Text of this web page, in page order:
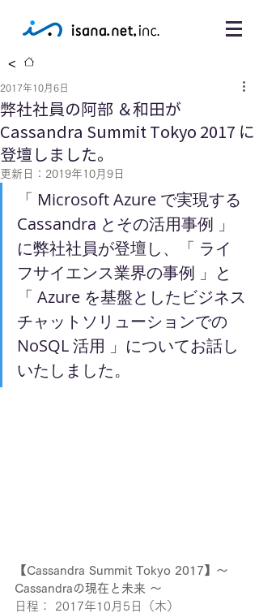
<
弊社社員の阿部 ＆和田が
Cassandra Summit Tokyo 2017 に
登壇しました。
2017年10月6日
更新日： 2019年10月9日
「 Microsoft Azure で実現する
Cassandra とその活用事例 」
に弊社社員が登壇し、「 ライ
フサイエンス業界の事例 」と
「 Azure を基盤としたビジネス
チャットソリューションでの
NoSQL 活用 」についてお話し
いたしました。
【Cassandra Summit Tokyo 2017】〜
Cassandraの現在と未来 〜
日程： 2017年10月5日（木）